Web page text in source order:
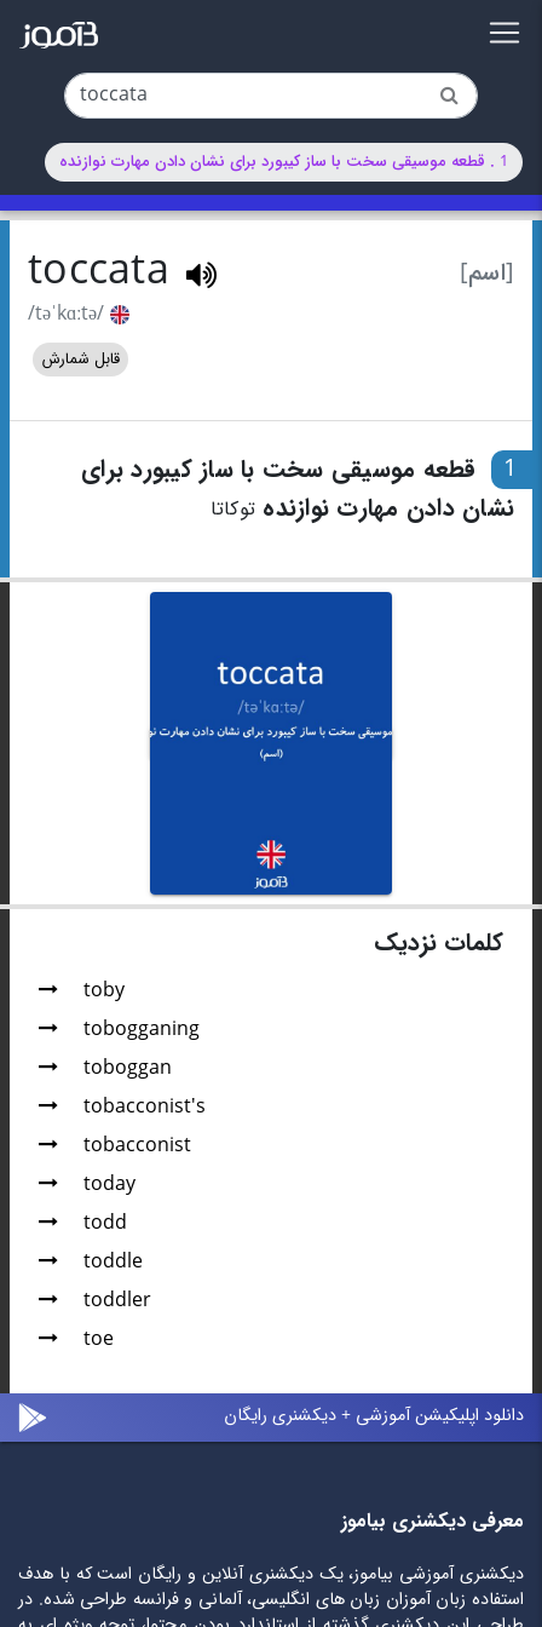
1 . قطعه موسیقی سخت با ساز کیبورد برای نشان دادن مهارت نوازنده
[اسم] toccata
/təˈkɑːtə/
قابل شمارش
1
قطعه موسیقی سخت با ساز کیبورد برای
نشان دادن مهارت نوازنده توکاتا
کلمات نزدیک
toby
tobogganing
toboggan
tobacconist's
tobacconist
today
todd
toddle
toddler
toe
دانلود اپلیکیشن آموزشی + دیکشنری رایگان
معرفی دیکشنری بیاموز
دیکشنری آموزشی بیاموز، یک دیکشنری آنلاین و رایگان است که با هدف
استفاده زبان آموزان زبان های انگلیسی، آلمانی و فرانسه طراحی شده. در